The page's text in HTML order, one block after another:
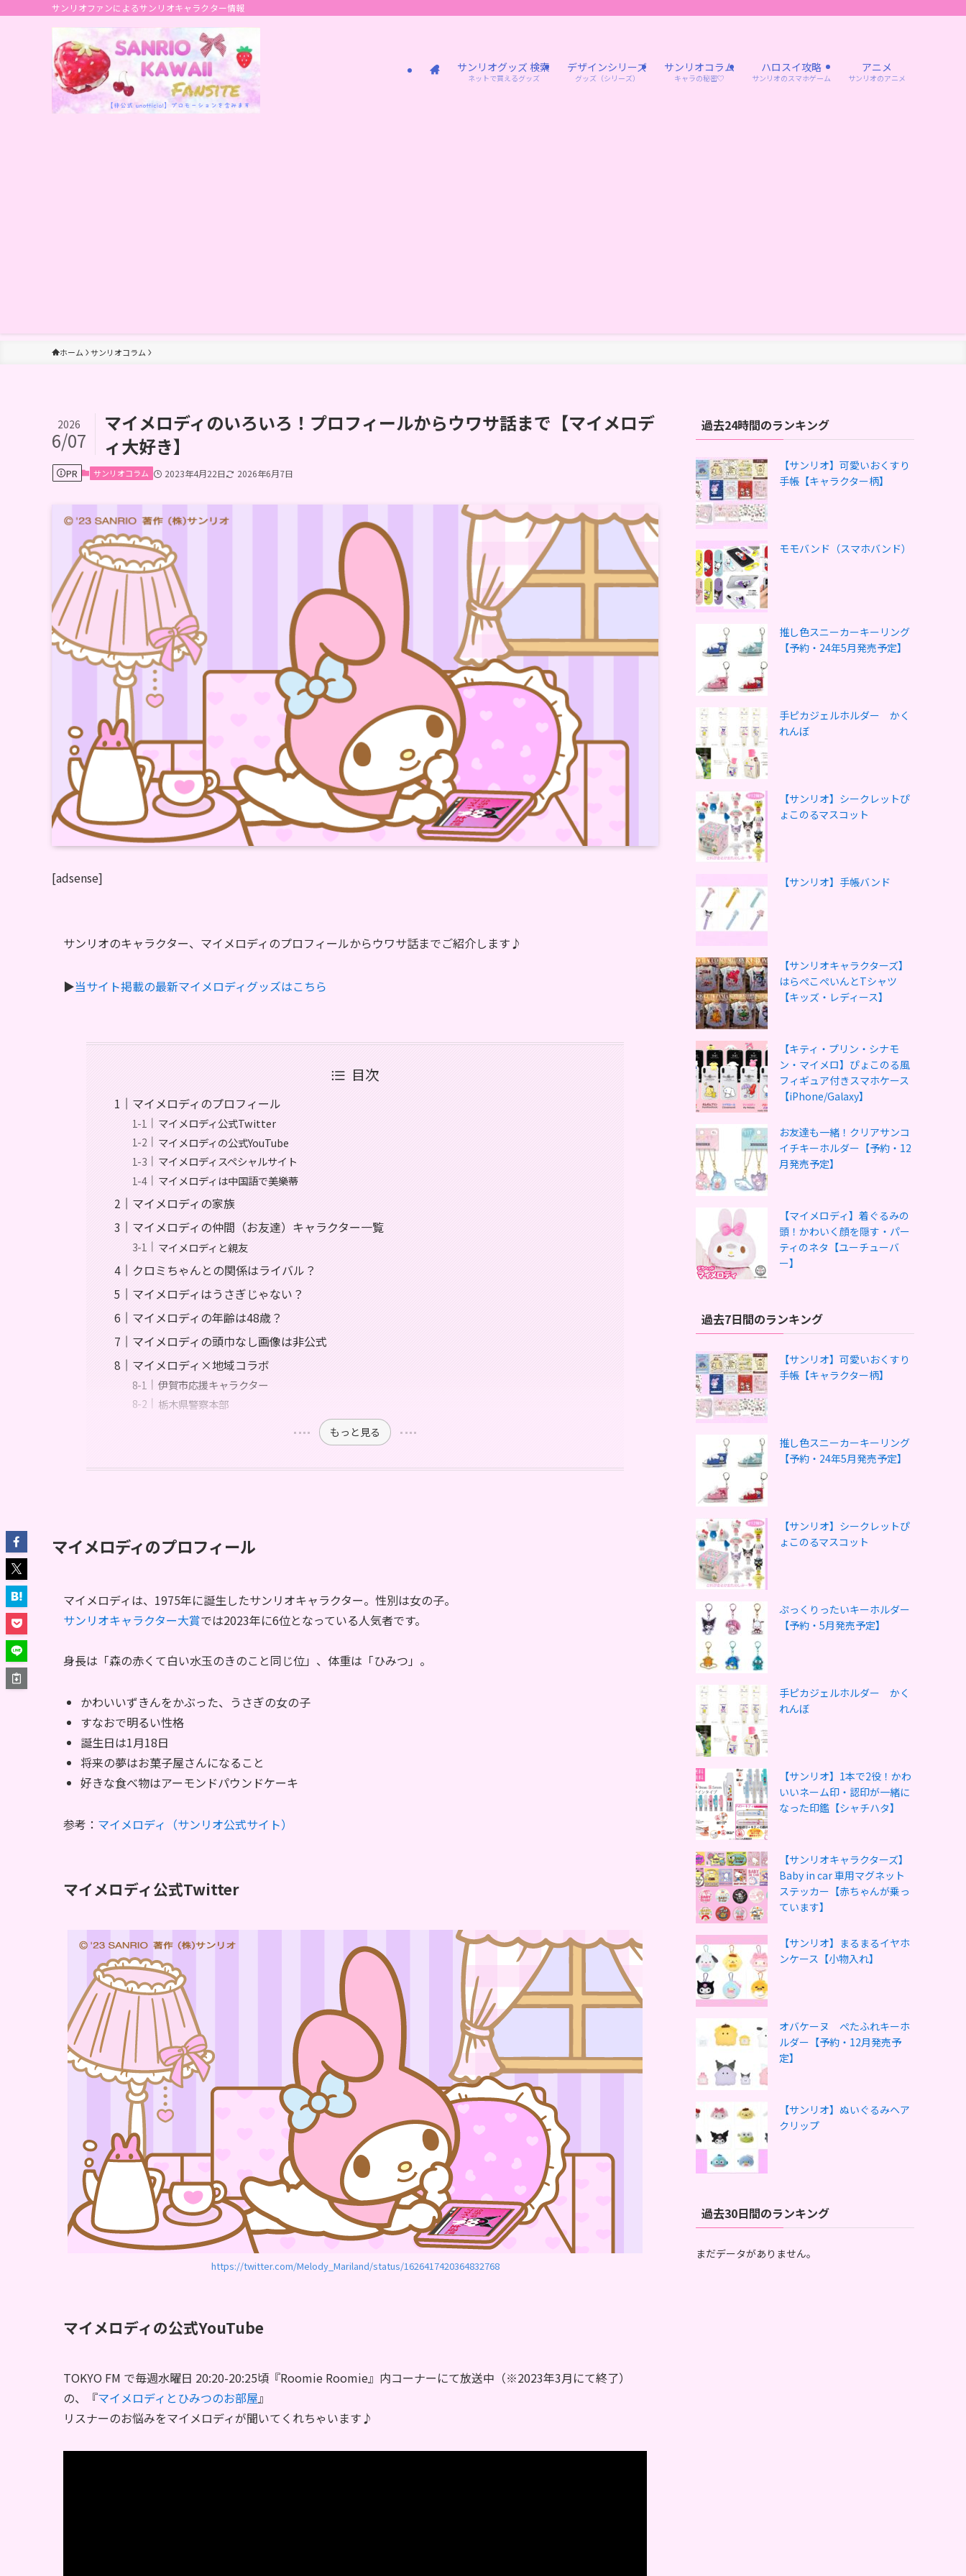
サンリオファンによるサンリオキャラクター情報
サンリオグッズ 検索
ネットで買えるグッズ
デザインシリーズ
グッズ（シリーズ）
サンリオコラム
キャラの秘密♡
ハロスイ攻略
サンリオのスマホゲーム
アニメ
サンリオのアニメ
ホーム サンリオコラム
マイメロディのいろいろ！プロフィールからウワサ話まで【マイメロデ
ィ大好き】
2026
6/07
PR サンリオコラム 2023年4月22日 2026年6月7日
[adsense]
サンリオのキャラクター、マイメロディのプロフィールからウワサ話までご紹介します♪
▶︎当サイト掲載の最新マイメロディグッズはこちら
目次
マイメロディのプロフィール
マイメロディ公式Twitter
マイメロディの公式YouTube
マイメロディスペシャルサイト
マイメロディは中国語で美樂蒂
マイメロディの家族
マイメロディの仲間（お友達）キャラクター一覧
マイメロディと親友
クロミちゃんとの関係はライバル？
マイメロディはうさぎじゃない？
マイメロディの年齢は48歳？
マイメロディの頭巾なし画像は非公式
マイメロディ×地域コラボ
伊賀市応援キャラクター
栃木県警察本部
もっと見る
マイメロディのプロフィール
マイメロディは、1975年に誕生したサンリオキャラクター。性別は女の子。
サンリオキャラクター大賞では2023年に6位となっている人気者です。
身長は「森の赤くて白い水玉のきのこと同じ位」、体重は「ひみつ」。
かわいいずきんをかぶった、うさぎの女の子
すなおで明るい性格
誕生日は1月18日
将来の夢はお菓子屋さんになること
好きな食べ物はアーモンドパウンドケーキ
参考： マイメロディ（サンリオ公式サイト）
マイメロディ公式Twitter
https://twitter.com/Melody_Mariland/status/1626417420364832768
マイメロディの公式YouTube
TOKYO FM で毎週水曜日 20:20-20:25頃『Roomie Roomie』内コーナーにて放送中（※2023年3月にて終了）
の、『マイメロディとひみつのお部屋』
リスナーのお悩みをマイメロディが聞いてくれちゃいます♪
過去24時間のランキング
【サンリオ】可愛いおくすり
手帳【キャラクター柄】
モモバンド（スマホバンド）
推し色スニーカーキーリング
【予約・24年5月発売予定】
手ピカジェルホルダー かく
れんぼ
【サンリオ】シークレットぴ
ょこのるマスコット
【サンリオ】手帳バンド
【サンリオキャラクターズ】
はらぺこぺいんとTシャツ
【キッズ・レディース】
【キティ・プリン・シナモ
ン・マイメロ】ぴょこのる風
フィギュア付きスマホケース
【iPhone/Galaxy】
お友達も一緒！クリアサンコ
イチキーホルダー【予約・12
月発売予定】
【マイメロディ】着ぐるみの
頭！かわいく顔を隠す・パー
ティのネタ【ユーチューバ
ー】
過去7日間のランキング
【サンリオ】可愛いおくすり
手帳【キャラクター柄】
推し色スニーカーキーリング
【予約・24年5月発売予定】
【サンリオ】シークレットぴ
ょこのるマスコット
ぷっくりったいキーホルダー
【予約・5月発売予定】
手ピカジェルホルダー かく
れんぼ
【サンリオ】1本で2役！かわ
いいネーム印・認印が一緒に
なった印鑑【シャチハタ】
【サンリオキャラクターズ】
Baby in car 車用マグネット
ステッカー【赤ちゃんが乗っ
ています】
【サンリオ】まるまるイヤホ
ンケース【小物入れ】
オバケーヌ ぺたふれキーホ
ルダー【予約・12月発売予
定】
【サンリオ】ぬいぐるみヘア
クリップ
過去30日間のランキング
まだデータがありません。